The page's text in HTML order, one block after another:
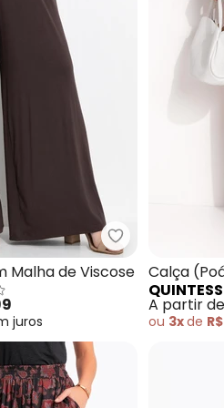
Quintess -
Malha de Viscose
juros
Calça
QUINTESS
A partir de
ou 3xde